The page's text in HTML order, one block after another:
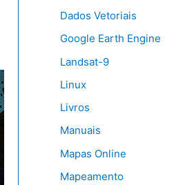
Dados Vetoriais
Google Earth Engine
Landsat-9
Linux
Livros
Manuais
Mapas Online
Mapeamento